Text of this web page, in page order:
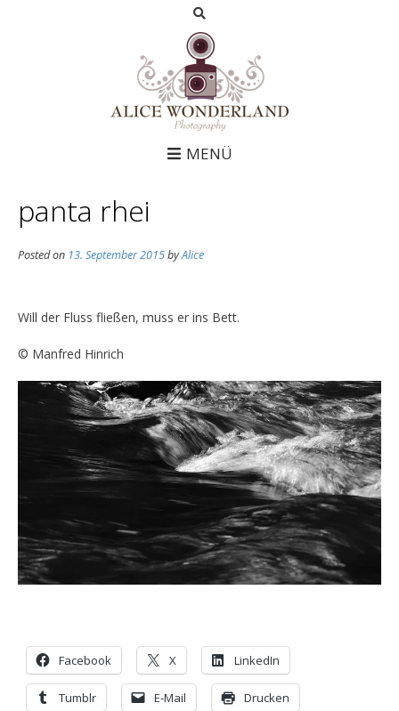
MENÜ
panta rhei
Posted on 13. September 2015byAlice
Will der Fluss fließen, muss er ins Bett.
© Manfred Hinrich
Facebook X LinkedIn
Tumblr E-Mail Drucken